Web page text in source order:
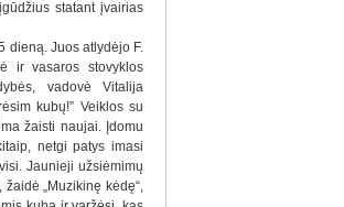
statant įvairias
dieną. Juos atlydėjo F.
ir vasaros stovyklos
vadovė Vitalija
kubų!” Veiklos su
žaisti naujai. Įdomu
netgi patys imasi
Jaunieji užsiėmimų
„Muzikinę kėdę“,